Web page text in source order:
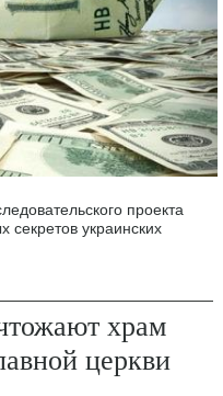
проекта
украинских
храм
церкви